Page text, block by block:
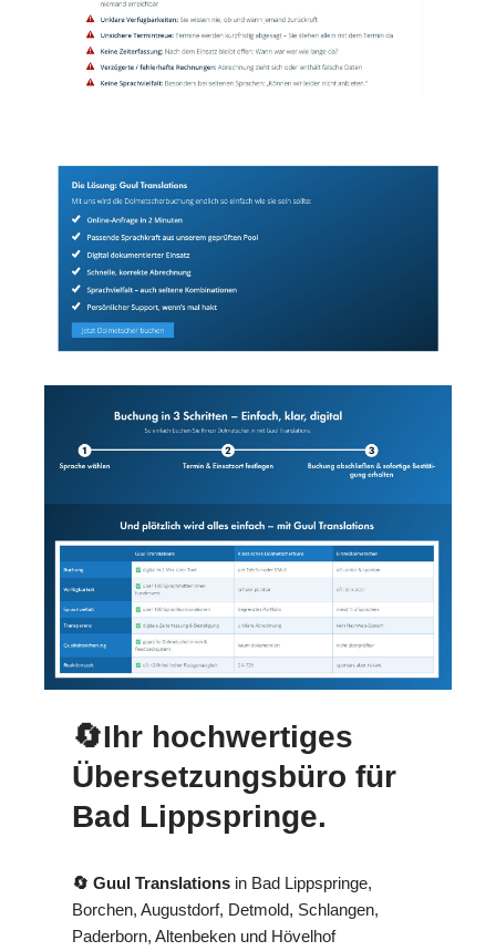
🔄Ihr hochwertiges
Übersetzungsbüro für
Bad Lippspringe.
🔄 Guul Translations in Bad Lippspringe,
Borchen, Augustdorf, Detmold, Schlangen,
Paderborn, Altenbeken und Hövelhof